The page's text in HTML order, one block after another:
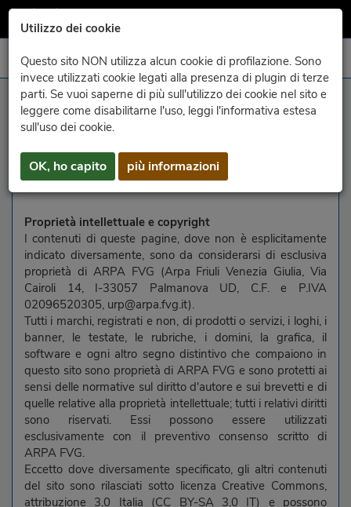
Utilizzo dei cookie
Questo sito NON utilizza alcun cookie di profilazione. Sono
invece utilizzati cookie legati alla presenza di plugin di terze
parti. Se vuoi saperne di più sull'utilizzo dei cookie nel sito e
leggere come disabilitarne l'uso, leggi l'informativa estesa
sull'uso dei cookie.
OK, ho capito più informazioni
note legali
accettano le seguenti condizioni di utilizzo, nei limiti e nel
rispetto delle leggi vigenti.
Proprietà intellettuale e copyright
I contenuti di queste pagine, dove non è esplicitamente
indicato diversamente, sono da considerarsi di esclusiva
proprietà di ARPA FVG (Arpa Friuli Venezia Giulia, Via
Cairoli 14, I-33057 Palmanova UD, C.F. e P.IVA
02096520305, urp@arpa.fvg.it).
Tutti i marchi, registrati e non, di prodotti o servizi, i loghi, i
banner, le testate, le rubriche, i domini, la grafica, il
software e ogni altro segno distintivo che compaiono in
questo sito sono proprietà di ARPA FVG e sono protetti ai
sensi delle normative sul diritto d'autore e sui brevetti e di
quelle relative alla proprietà intellettuale; tutti i relativi diritti
sono riservati. Essi possono essere utilizzati
esclusivamente con il preventivo consenso scritto di
ARPA FVG.
Eccetto dove diversamente specificato, gli altri contenuti
del sito sono rilasciati sotto licenza Creative Commons,
attribuzione 3.0 Italia (CC BY-SA 3.0 IT) e possono